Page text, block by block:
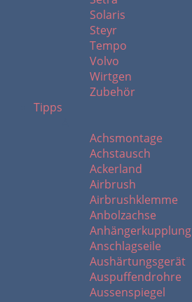
Solaris
Steyr
Tempo
Volvo
Wirtgen
Zubehör
Tipps
Achsmontage
Achstausch
Ackerland
Airbrush
Airbrushklemme
Anbolzachse
Anhängerkupplung
Anschlagseile
Aushärtungsgerät
Auspuffendrohre
Aussenspiegel